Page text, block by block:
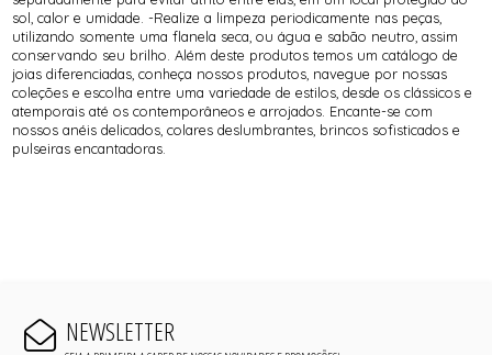
sol, calor e umidade. -Realize a limpeza periodicamente nas peças,
utilizando somente uma flanela seca, ou água e sabão neutro, assim
conservando seu brilho. Além deste produtos temos um catálogo de
joias diferenciadas, conheça nossos produtos, navegue por nossas
coleções e escolha entre uma variedade de estilos, desde os clássicos e
atemporais até os contemporâneos e arrojados. Encante-se com
nossos anéis delicados, colares deslumbrantes, brincos sofisticados e
pulseiras encantadoras.
NEWSLETTER